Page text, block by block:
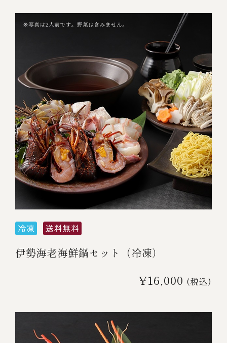
伊勢海老海鮮鍋セット（冷凍）
¥16,000 (税込)